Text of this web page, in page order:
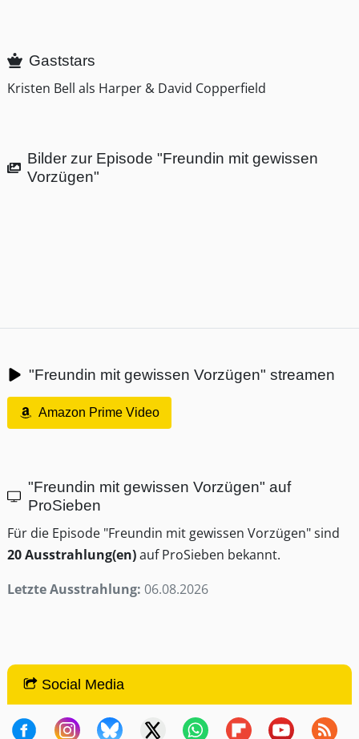
Gaststars
Kristen Bell als Harper & David Copperfield
Bilder zur Episode "Freundin mit gewissen
Vorzügen"
"Freundin mit gewissen Vorzügen" streamen
Amazon Prime Video
"Freundin mit gewissen Vorzügen" auf
ProSieben
Für die Episode "Freundin mit gewissen Vorzügen" sind
20 Ausstrahlung(en)auf ProSieben bekannt.
Letzte Ausstrahlung: 06.08.2026
Social Media